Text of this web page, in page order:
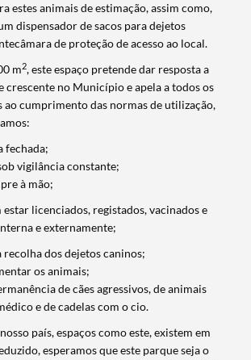
estes animais de estimação, assim como,
dispensador de sacos para dejetos
de proteção de acesso ao local.
m2, este espaço pretende dar resposta a
crescente no Município e apela a todos os
ao cumprimento das normas de utilização,
fechada;
vigilância constante;
à mão;
estar licenciados, registados, vacinados e
e externamente;
recolha dos dejetos caninos;
os animais;
de cães agressivos, de animais
e de cadelas com o cio.
país, espaços como este, existem em
esperamos que este parque seja o